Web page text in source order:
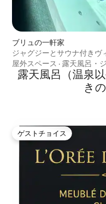
ブリュの一軒家
ジャグジーとサウナ付きヴ
屋外スペース · 露天風呂・
露天風呂（温泉
き
ゲストチョイス
ゲストチョイス